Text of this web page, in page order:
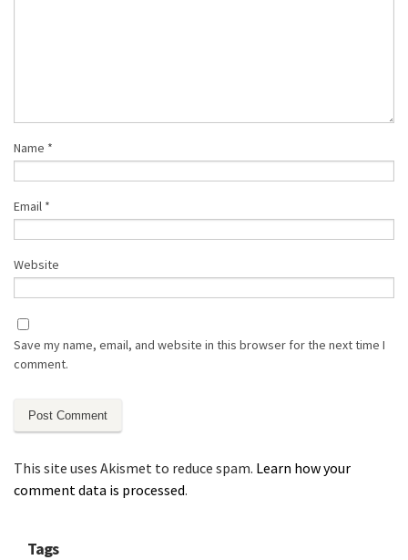
Name *
Email *
Website
Save my name, email, and website in this browser for the next time I
comment.
This site uses Akismet to reduce spam. Learn how your
comment data is processed.
Tags